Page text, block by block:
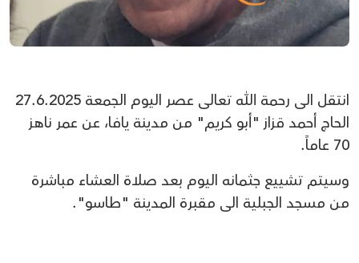
انتقل الى رحمة الله تعالى عصر اليوم الجمعة 27.6.2025
الحاج أحمد قزاز "أبو كريم" من مدينة يافا، عن عمر ناهز
70 عاماً.
وسيتم تشييع جثمانه اليوم بعد صلاة العشاء مباشرة
من مسجد الجبلية الى مقبرة المدينة "طاسو".